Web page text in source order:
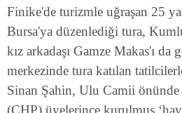
Finike'de turizmle uğraşan 25
Bursa'ya düzenlediği tura,
kız arkadaşı Gamze Makas'ı da
merkezinde tura katılan
Sinan Şahin, Ulu Camii
(CHP) üyelerince kurulmuş